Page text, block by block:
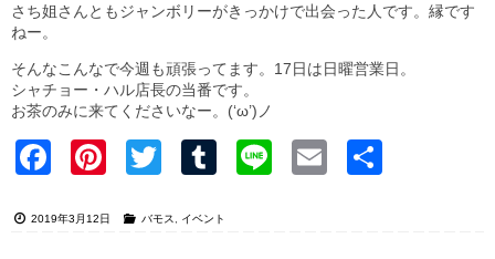
さち姐さんともジャンボリーがきっかけで出会った人です。縁です
ねー。
そんなこんなで今週も頑張ってます。17日は日曜営業日。
シャチョー・ハル店長の当番です。
お茶のみに来てくださいなー。(‘ω’)ノ
Faceb Pinter Twitter Tumblr Line Email
2019年3月12日 バモス イベント